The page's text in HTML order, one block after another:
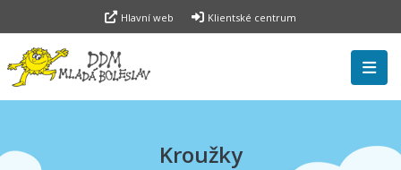
Hlavní web Klientské centrum
Kroužky